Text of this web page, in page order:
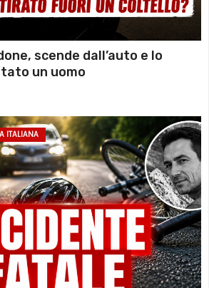
scende dall’auto e lo
un uomo
ITALIANA